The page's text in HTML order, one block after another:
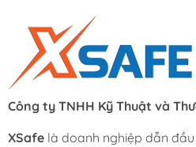
Công ty TNHH Kỹ Thuật và
XSafe là doanh nghiệp dẫn